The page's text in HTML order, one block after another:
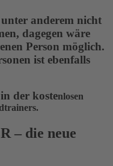
anderem nicht
dagegen wäre
Person möglich.
ist ebenfalls
der kostenlosen
– die neue